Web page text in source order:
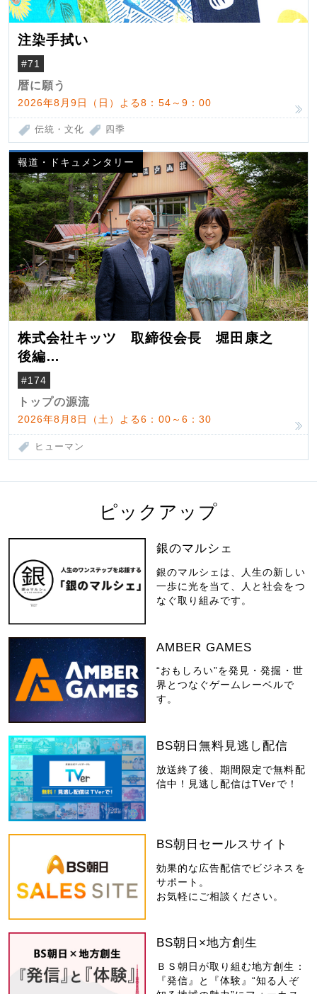
注染手拭い
#71
暦に願う
2026年8月9日（日）よる8：54～9：00
伝統・文化 四季
報道・ドキュメンタリー
株式会社キッツ 取締役会長 堀田康之
後編
米国駐在でも浮かんだ八ヶ岳 山小屋を営
んだ父母
#174
トップの源流
2026年8月8日（土）よる6：00～6：30
ヒューマン
ピックアップ
銀のマルシェ
銀のマルシェは、人生の新しい
一歩に光を当て、人と社会をつ
なぐ取り組みです。
AMBER GAMES
“おもしろい”を発見・発掘・世
界とつなぐゲームレーベルで
す。
BS朝日無料見逃し配信
放送終了後、期間限定で無料配
信中！見逃し配信はTVerで！
BS朝日セールスサイト
効果的な広告配信でビジネスを
サポート。
お気軽にご相談ください。
BS朝日×地方創生
ＢＳ朝日が取り組む地方創生：
『発信』と『体験』“知る人ぞ